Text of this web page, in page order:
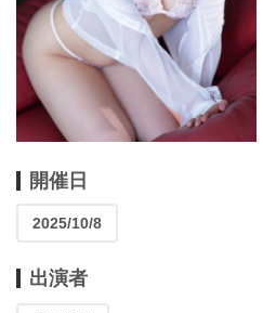
開催日
2025/10/8
出演者